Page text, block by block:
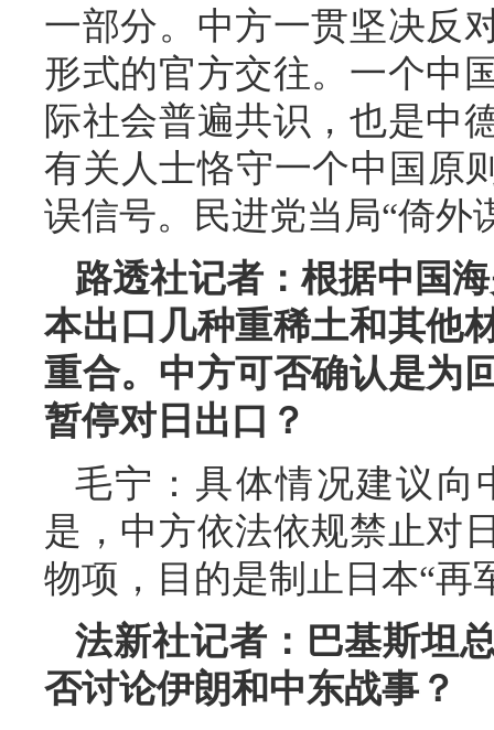
一部分。中方一贯坚决反
形式的官方交往。一个中
际社会普遍共识，也是中
有关人士恪守一个中国原
误信号。民进党当局“倚外
路透社记者：根据中国
本出口几种重稀土和其他
重合。中方可否确认是为
暂停对日出口？
毛宁：具体情况建议向
是，中方依法依规禁止对
物项，目的是制止日本“再
法新社记者：巴基斯坦
否讨论伊朗和中东战事？